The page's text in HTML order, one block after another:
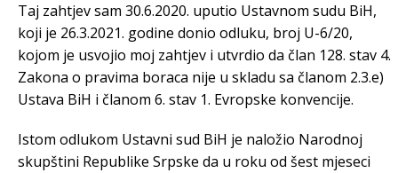
Taj zahtjev sam 30.6.2020. uputio Ustavnom sudu BiH,
koji je 26.3.2021. godine donio odluku, broj U-6/20,
kojom je usvojio moj zahtjev i utvrdio da član 128. stav 4.
Zakona o pravima boraca nije u skladu sa članom 2.3.e)
Ustava BiH i članom 6. stav 1. Evropske konvencije.
Istom odlukom Ustavni sud BiH je naložio Narodnoj
skupštini Republike Srpske da u roku od šest mjeseci